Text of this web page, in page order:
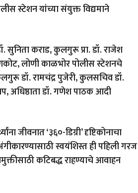
स्टेशन यांच्या संयुक्त विद्यमाने
सुनिता कराड, कुलगुरू प्रा. डॉ. राजेश
लोणी काळभोर पोलीस स्टेशनचे
डॉ. रामचंद्र पुजेरी, कुलसचिव डॉ.
अधिष्ठाता डॉ. गणेश पाठक आदी
जीवनात ‘३६०-डिग्री’ दृष्टिकोनाचा
स्वयंशिस्त ही पहिली गरज
कटिबद्ध राहण्याचे आवाहन